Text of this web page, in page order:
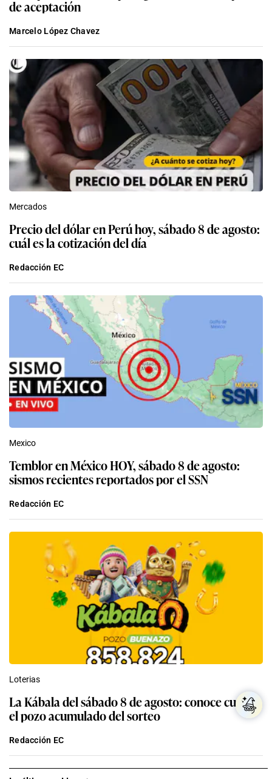
de aceptación
Marcelo López Chavez
Mercados
Precio del dólar en Perú hoy, sábado 8 de agosto:
cuál es la cotización del día
Redacción EC
Mexico
Temblor en México HOY, sábado 8 de agosto:
sismos recientes reportados por el SSN
Redacción EC
Loterias
La Kábala del sábado 8 de agosto: conoce cuál es
el pozo acumulado del sorteo
Redacción EC